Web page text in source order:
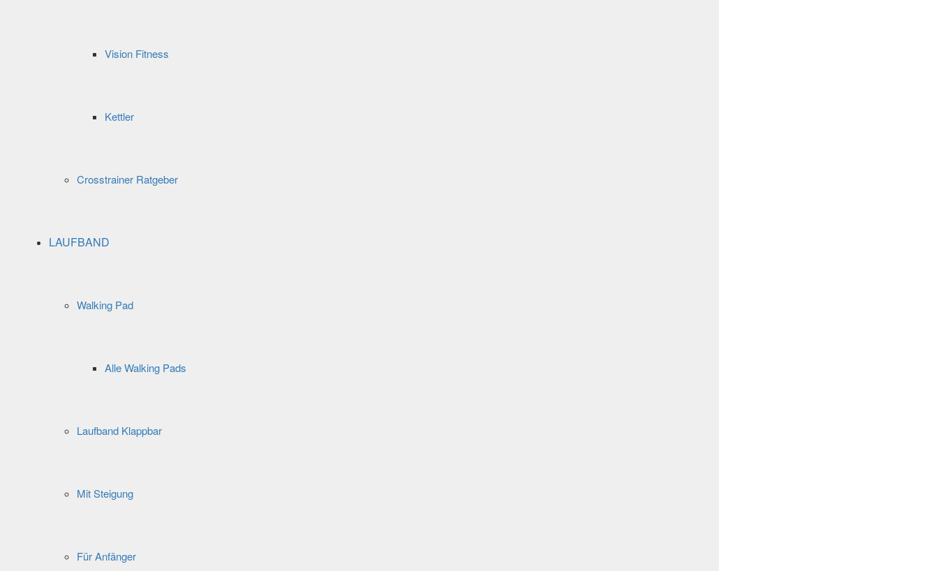
Vision Fitness
Kettler
Crosstrainer Ratgeber
LAUFBAND
Walking Pad
Alle Walking Pads
Laufband Klappbar
Mit Steigung
Für Anfänger